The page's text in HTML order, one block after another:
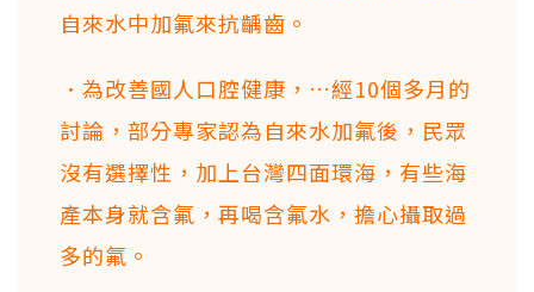
自來水中加氟來抗齲齒。
．為改善國人口腔健康，…經10個多月的
討論，部分專家認為自來水加氟後，民眾
沒有選擇性，加上台灣四面環海，有些海
產本身就含氟，再喝含氟水，擔心攝取過
多的氟。